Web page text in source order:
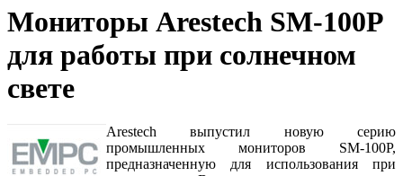
Мониторы Arestech SM-100P
для работы при солнечном
свете
Arestech выпустил новую серию
промышленных мониторов SM-100P,
предназначенную для использования при